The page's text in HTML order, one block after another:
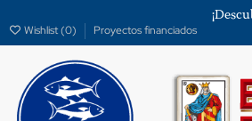
Wishlist (0) Proyectos financiados